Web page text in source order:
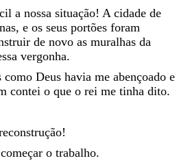
a nossa situação! A cidade de
, e os seus portões foram
de novo as muralhas da
vergonha.
como Deus havia me abençoado e
contei o que o rei me tinha dito.
!
começar o trabalho.